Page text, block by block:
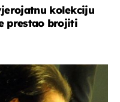
kolekciju
prestao brojiti